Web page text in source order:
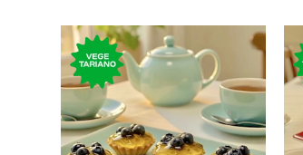
250 gramos de masitas de
arándano con crema
pastelera.